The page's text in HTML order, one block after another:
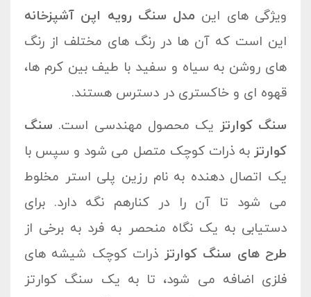
ویژگی های این مدل سنگ رویه اپن آشپزخانه
این است که آن ها در رنگ های مختلف از رنگ
های روشن به سیاه و سفید با طیف بین کرم ها،
قهوه ای و خاکستری در دسترس هستند.
سنگ کوارتز یک محصول مهندسی است. سنگ
کوارتز به ذرات کوچک متصل می شود و سپس با
یک اتصال دهنده به نام رزین پلی استر مخلوط
می شود تا آن را در کنارهم نگه دارد. برای
دستیابی به یک نگاه منحصر به فرد به برخی از
طرح های سنگ کوارتز ذرات کوچک شیشه های
فلزی اضافه می شود، تا به یک سنگ کوارتز